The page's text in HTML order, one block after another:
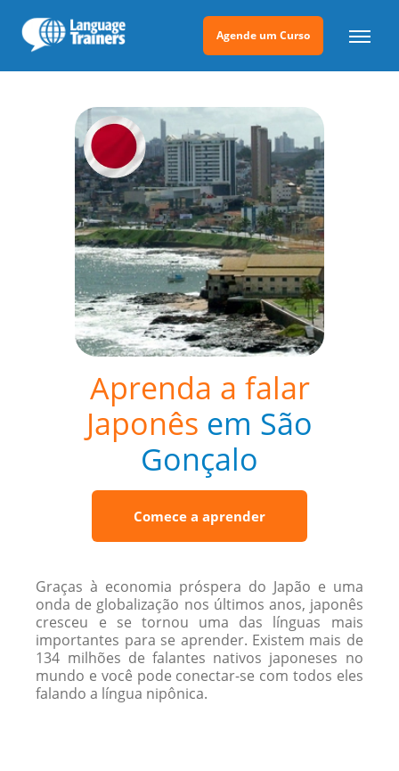
Agende um Curso
Aprenda a falar
Japonês em São
Gonçalo
Comece a aprender
Graças à economia próspera do Japão e uma
onda de globalização nos últimos anos, japonês
cresceu e se tornou uma das línguas mais
importantes para se aprender. Existem mais de
134 milhões de falantes nativos japoneses no
mundo e você pode conectar-se com todos eles
falando a língua nipônica.